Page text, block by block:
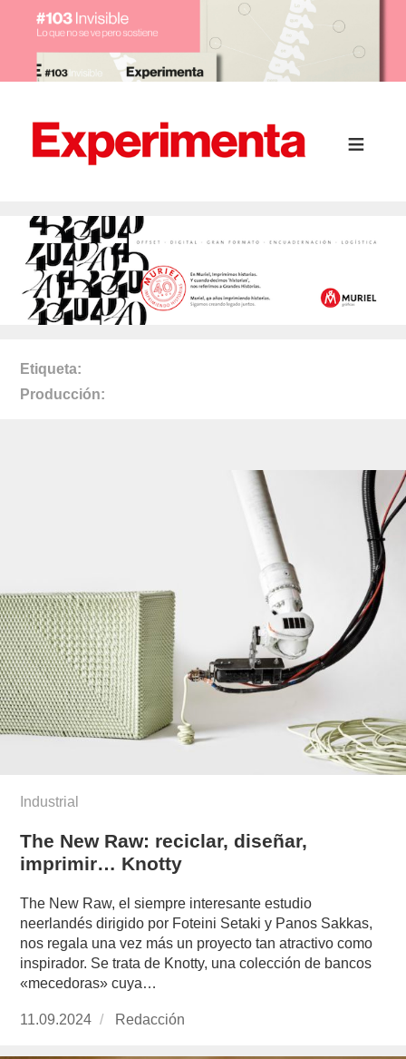
Etiqueta
Producción
Industrial
The New Raw: reciclar, diseñar,
imprimir… Knotty
The New Raw, el siempre interesante estudio
neerlandés dirigido por Foteini Setaki y Panos Sakkas,
nos regala una vez más un proyecto tan atractivo como
inspirador. Se trata de Knotty, una colección de bancos
«mecedoras» cuya…
Publicado
11.09.2024 https://www.experimenta.es/author/redaccion/
Redacción